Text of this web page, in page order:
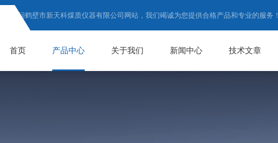
欢迎访问鹤壁市新天科煤质仪器有限公司网站，我们竭诚为您提供合格产品和专业的服务！
首页 产品中心 关于我们 新闻中心 技术文章